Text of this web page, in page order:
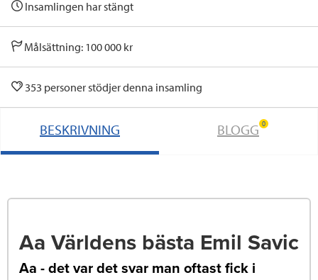
Insamlingen har stängt
Målsättning: 100 000 kr
353 personer stödjer denna insamling
BESKRIVNING BLOGG 0
Aa Världens bästa Emil Savic
Aa - det var det svar man oftast fick i